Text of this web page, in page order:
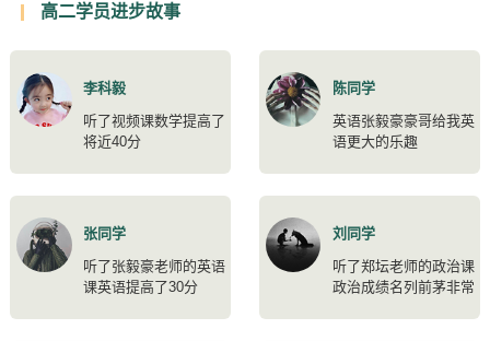
高二学员进步故事
李科毅
听了视频课数学提高了
将近40分
陈同学
英语张毅豪豪哥给我英
语更大的乐趣
张同学
听了张毅豪老师的英语
课英语提高了30分
刘同学
听了郑坛老师的政治课
政治成绩名列前茅非常